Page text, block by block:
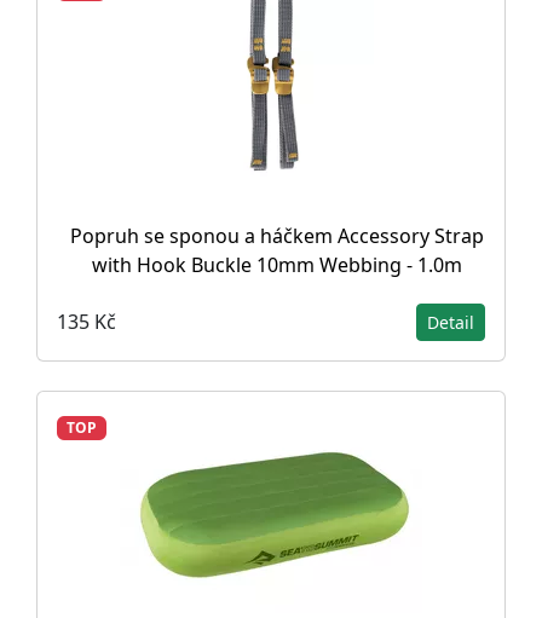
Popruh se sponou a háčkem Accessory Strap
with Hook Buckle 10mm Webbing - 1.0m
135 Kč Detail
TOP